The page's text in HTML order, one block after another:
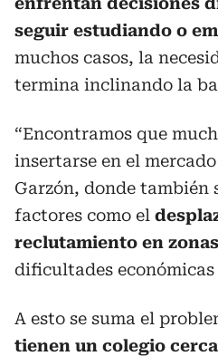
seguir estudiando o
muchos casos, la
termina inclinando la
“Encontramos que
insertarse en el
Garzón, donde también
factores como el
reclutamiento en
dificultades económicas
A esto se suma el
tienen un colegio